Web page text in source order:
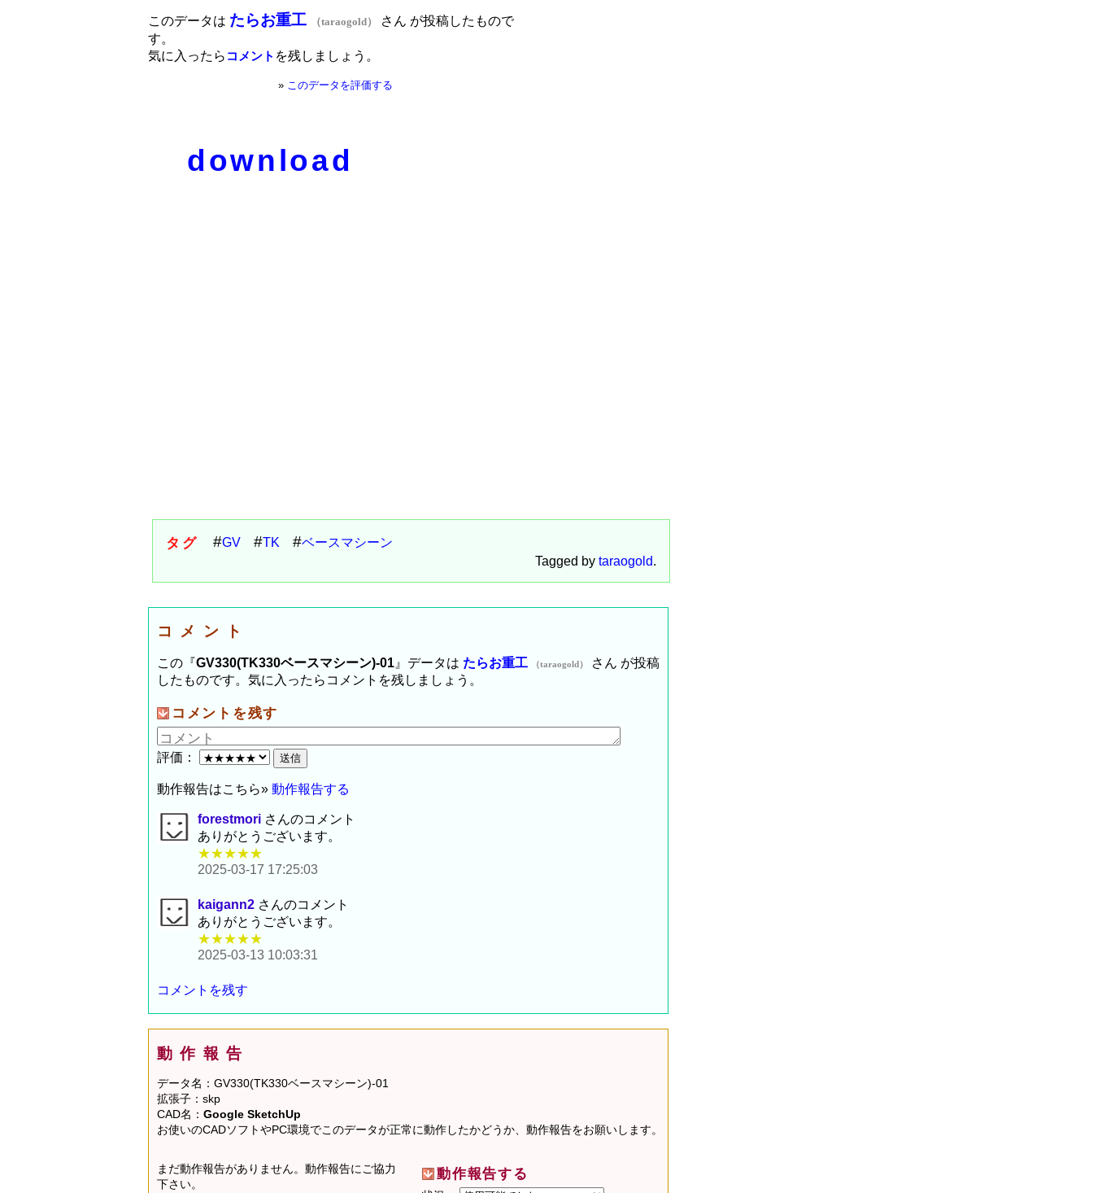
このデータは たらお重工 （taraogold）
さん が投稿したもので
す。
気に入ったら コメント を残しましょう。
» このデータを評価する
download
タグ GV TK
ベースマシーン
Tagged by taraogold.
コメント
この『GV330(TK330ベースマシーン)-01 』データは たらお重工 （taraogold）
さん が投稿
したものです。気に入ったらコメントを残しましょう。
コメントを残す
評価：
動作報告はこちら» 動作報告する
forestmori さんのコメント
ありがとうございます。
★★★★★
2025-03-17 17:25:03
kaigann2 さんのコメント
ありがとうございます。
★★★★★
2025-03-13 10:03:31
コメントを残す
動作報告
データ名：GV330(TK330ベースマシーン)-01
拡張子：skp
CAD名： Google SketchUp
お使いのCADソフトやPC環境でこのデータが正常に動作したかどうか、動作報告をお願いします。
動作報告する
まだ動作報告がありません。動作報告にご協力
下さい。